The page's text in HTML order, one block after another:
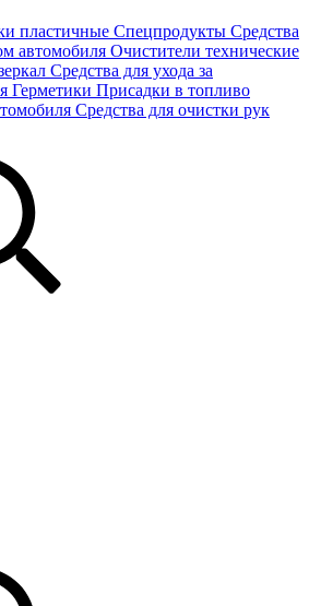
пластичные Спецпродукты Средства
автомобиля Очистители технические
Средства для ухода за
Герметики Присадки в топливо
Средства для очистки рук